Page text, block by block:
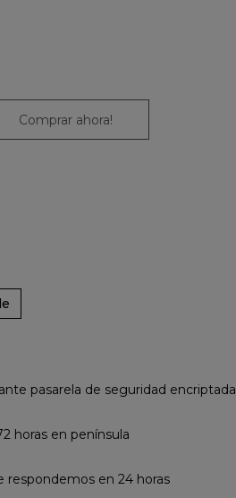
Comprar ahora!
pasarela de seguridad encriptada
horas en península
respondemos en 24 horas